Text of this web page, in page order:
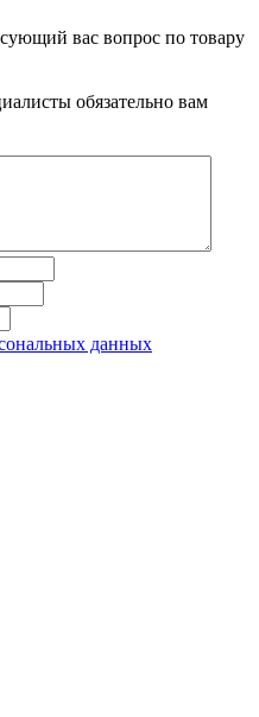
вас вопрос по товару
обязательно вам
данных